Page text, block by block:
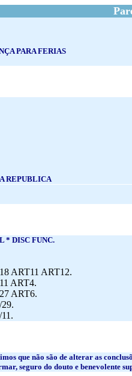
PARA FERIAS
REPUBLICA
* DISC FUNC.
ART11 ART12.
ART4.
ART6.
que não são de alterar as
seguro do douto e benevolente